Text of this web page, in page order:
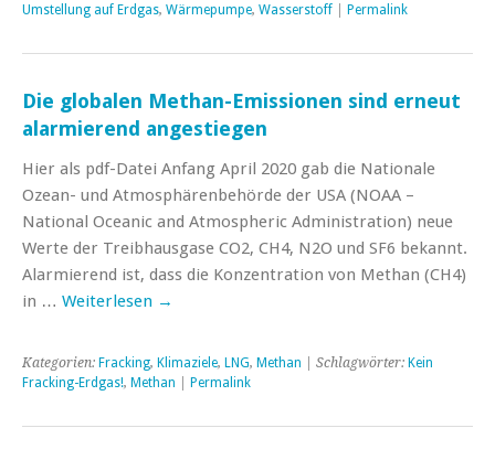
Umstellung auf Erdgas, Wärmepumpe, Wasserstoff Permalink
Die globalen Methan-Emissionen sind erneut
alarmierend angestiegen
Hier als pdf-Datei Anfang April 2020 gab die Nationale
Ozean- und Atmosphärenbehörde der USA (NOAA –
National Oceanic and Atmospheric Administration) neue
Werte der Treibhausgase CO2, CH4, N2O und SF6 bekannt.
Alarmierend ist, dass die Konzentration von Methan (CH4)
in … Weiterlesen →
Kategorien: Fracking, Klimaziele, LNG, Methan | Schlagwörter: Kein
Fracking-Erdgas!, Methan Permalink